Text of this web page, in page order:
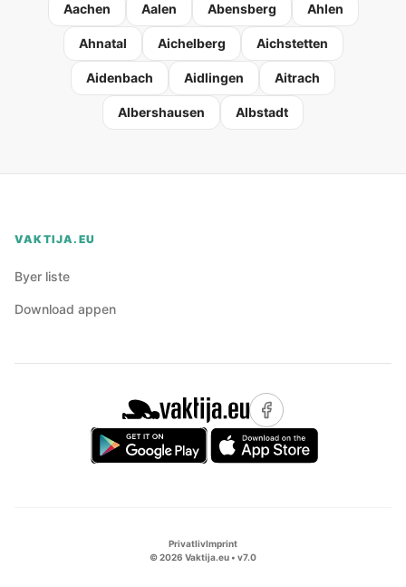
Aachen Aalen Abensberg Ahlen
Ahnatal Aichelberg Aichstetten
Aidenbach Aidlingen Aitrach
Albershausen Albstadt
VAKTIJA.EU
Byer liste
Download appen
PrivatlivImprint
©2026 Vaktija.eu • v7.0